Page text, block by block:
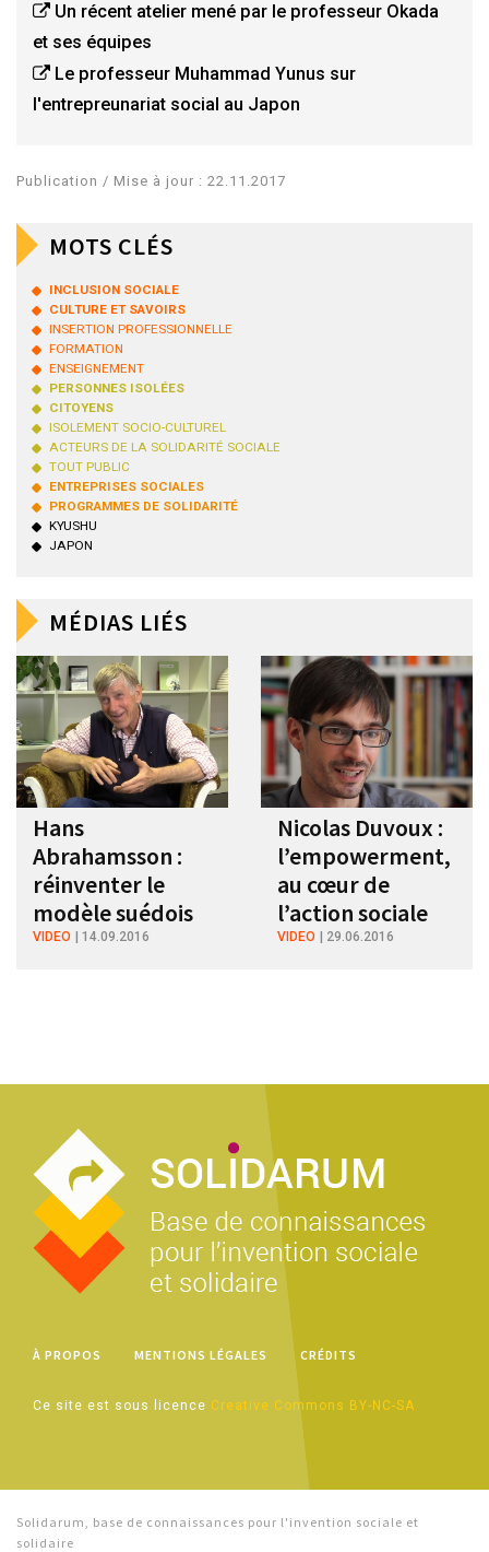
Un récent atelier mené par le professeur Okada
et ses équipes
Le professeur Muhammad Yunus sur
l'entrepreunariat social au Japon
Publication / Mise à jour : 22.11.2017
MOTS CLÉS
INCLUSION SOCIALE
CULTURE ET SAVOIRS
INSERTION PROFESSIONNELLE
FORMATION
ENSEIGNEMENT
PERSONNES ISOLÉES
CITOYENS
ISOLEMENT SOCIO-CULTUREL
ACTEURS DE LA SOLIDARITÉ SOCIALE
TOUT PUBLIC
ENTREPRISES SOCIALES
PROGRAMMES DE SOLIDARITÉ
KYUSHU
JAPON
MÉDIAS LIÉS
Hans
Abrahamsson :
réinventer le
modèle suédois
VIDEO 14.09.2016
Nicolas Duvoux :
l’empowerment,
au cœur de
l’action sociale
VIDEO 29.06.2016
À PROPOS MENTIONS LÉGALES CRÉDITS
Ce site est sous licence Creative Commons BY-NC-SA
Solidarum, base de connaissances pour l'invention sociale et
solidaire